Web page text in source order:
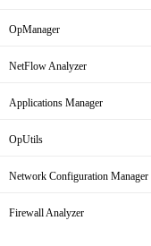
OpManager
NetFlow Analyzer
Applications Manager
OpUtils
Network Configuration Manager
Firewall Analyzer